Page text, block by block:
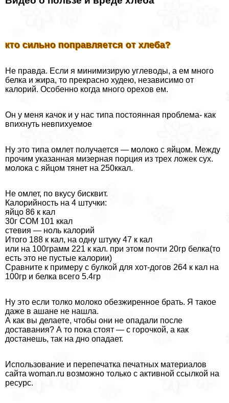
кто сильно поправляется от хлеба?
Не правда. Если я минимизирую углеводы, а ем много
белка и жира, то прекрасно худею, независимо от
калорий. Особенно когда много орехов ем.
Он у меня качок и у нас типа постоянная проблема- как
впихнуть невпиxyемое
Ну это типа омлет получается — молоко с яйцом. Между
прочим указанная мизерная порция из трех ложек сух.
молока с яйцом тянет на 250ккал.
Не омлет, по вкусу бисквит.
Калорийность на 4 штучки:
яйцо 86 к кал
30г СОМ 101 ккал
стевия — ноль калорий
Итого 188 к кал, на одну штуку 47 к кал
или на 100грамм 221 к кал. при этом почти 20гр белка(то
есть это не пустые калории)
Сравните к примеру с булкой для хот-догов 264 к кал на
100гр и белка всего 5.4гр
Ну это если толко молоко обезжиренное брать. Я такое
даже в ашане не нашла.
А как вы делаете, чтобы они не опадали после
доставания? А то пока стоят — с горочкой, а как
достанешь, так на дно опадает.
Использование и перепечатка печатных материалов
сайта woman.ru возможно только с активной ссылкой на
ресурс.